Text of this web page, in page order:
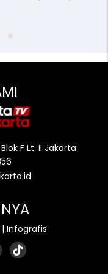
F Lt. II Jakarta
| Infografis